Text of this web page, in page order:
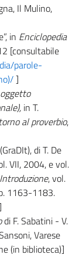
Il Mulino,
in Enciclopedia
[consultabile
parole-
]
in T.
al proverbio,
(GraDIt), di T. De
VII, 2004, e vol.
Introduzione, vol.
1163-1183.
di F. Sabatini - V.
Varese
(in biblioteca)]